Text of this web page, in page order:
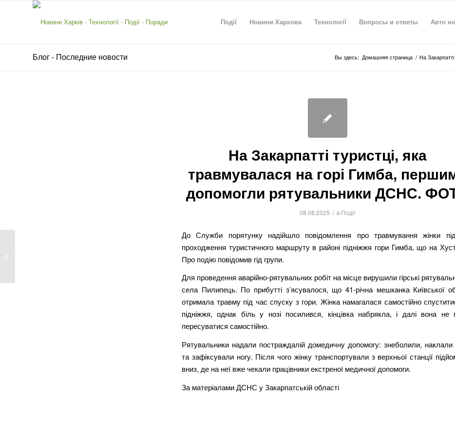
Події Новини Харкова Технології Вопросы и ответы Авто
Блог - Последние новости Вы здесь: Домашняя страница / На
На Закарпатті туристці, яка
травмувалася на горі Гимба,
допомогли рятувальники ДСНС.
08.08.2025 / в Події
До Служби порятунку надійшло повідомлення про травмування жінки
проходження туристичного маршруту в районі підніжжя гори Гимба, що на
Про подію повідомив гід групи.
Для проведення аварійно-рятувальних робіт на місце вирушили гірські
села Пилипець. По прибутті з’ясувалося, що 41-річна мешканка Київської
отримала травму під час спуску з гори. Жінка намагалася самостійно
підніжжя, однак біль у нозі посилився, кінцівка набрякла, і далі вона не
пересуватися самостійно.
Рятувальники надали постраждалій домедичну допомогу: знеболили,
та зафіксували ногу. Після чого жінку транспортували з верхньої станції
вниз, де на неї вже чекали працівники екстреної медичної допомоги.
За матеріалами ДСНС у Закарпатській області